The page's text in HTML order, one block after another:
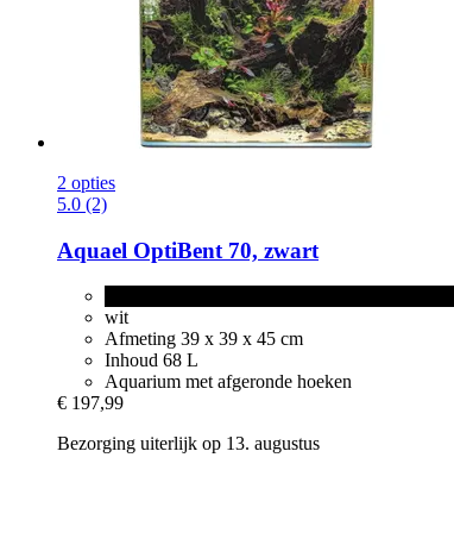
2 opties
5.0 (2)
Aquael OptiBent 70, zwart
wit
Afmeting 39 x 39 x 45 cm
Inhoud 68 L
Aquarium met afgeronde hoeken
€ 197,99
Bezorging uiterlijk op 13. augustus